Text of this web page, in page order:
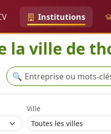
Institutions
la ville de
Recherche
🔍
Ville